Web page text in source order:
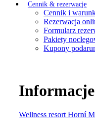
Cennik & rezerwacje
Cennik i
Rezerwacja
Formularz
Pakiety
Kupony
Wellness resort Horní